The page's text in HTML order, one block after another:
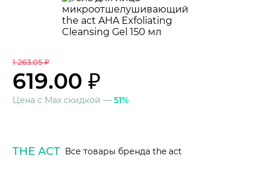
1 263.05 ₽
619.00 ₽
Цена с Max скидкой — 51%
THE ACT Все товары бренда the act